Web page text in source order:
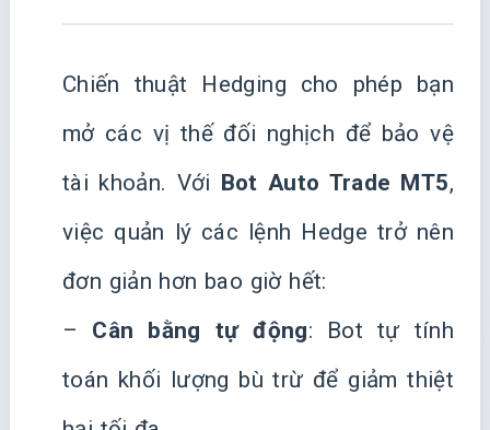
Chiến thuật Hedging cho phép bạn
mở các vị thế đối nghịch để bảo vệ
tài khoản. Với
Bot Auto Trade MT5,
việc quản lý các lệnh Hedge trở nên
đơn giản hơn bao giờ hết:
– Cân bằng tự động: Bot tự tính
toán khối lượng bù trừ để giảm thiệt